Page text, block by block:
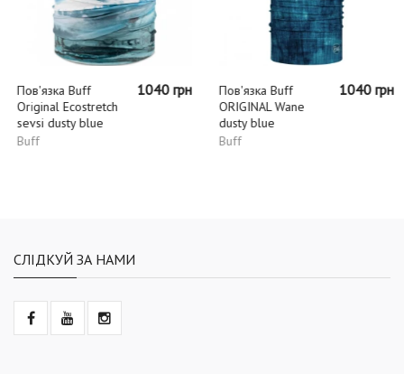
Пов'язка Buff
Original Ecostretch
sevsi dusty blue
Buff
1040 грн
Пов'язка Buff
ORIGINAL Wane
dusty blue
Buff
1040 грн
СЛІДКУЙ ЗА НАМИ